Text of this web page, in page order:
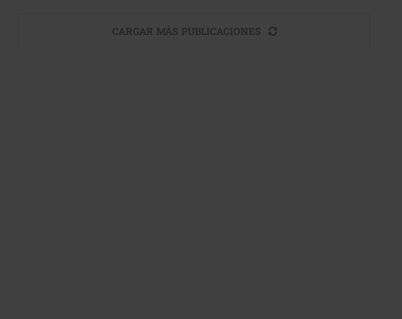
CARGAR MÁS PUBLICACIONES